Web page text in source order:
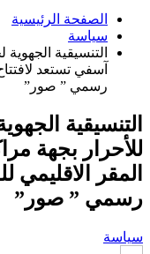
الصفحة الرئيسية
سياسة
التنسيقية
آسفي تستعد
رسمي ” صور”
التنسيقية
للأحرار بجهة
المقر
رسمي ” صور”
سياسة